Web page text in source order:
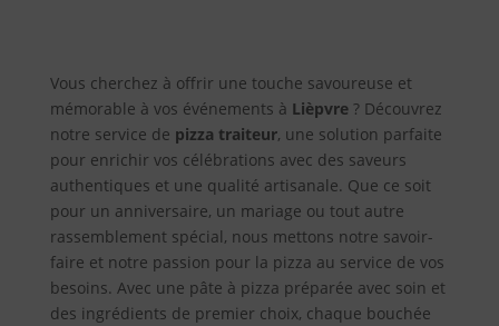
Vous cherchez à offrir une touche savoureuse et
mémorable à vos événements à Lièpvre? Découvrez
notre service de pizza traiteur, une solution parfaite
pour enrichir vos célébrations avec des saveurs
authentiques et une qualité artisanale. Que ce soit
pour un anniversaire, un mariage ou tout autre
rassemblement spécial, nous mettons notre savoir-
faire et notre passion pour la pizza au service de vos
besoins. Avec une pâte à pizza préparée avec soin et
des ingrédients de premier choix, chaque bouchée